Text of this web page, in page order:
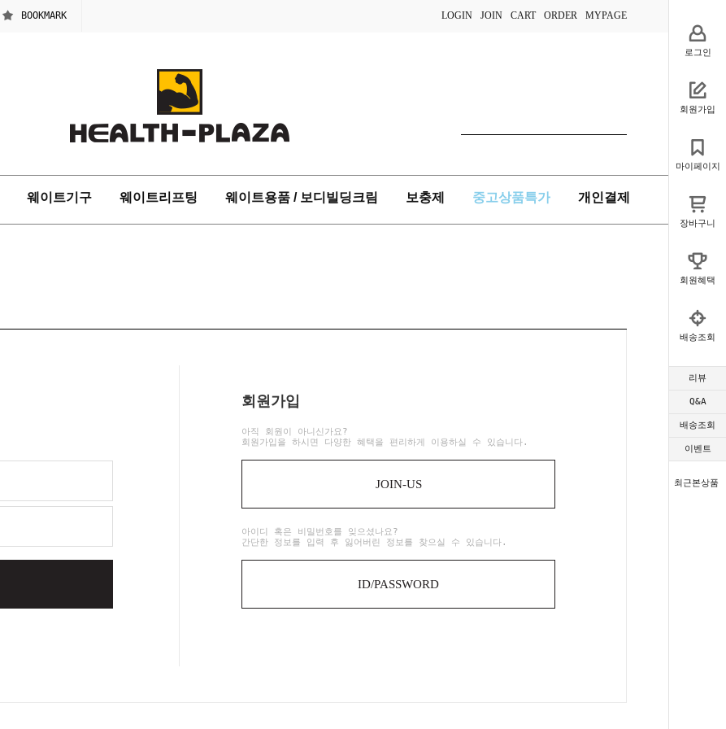
로그인
회원가입
마이페이지
장바구니
회원혜택
배송조회
리뷰
Q&A
배송조회
이벤트
최근본상품
BOOKMARK LOGIN JOIN CART ORDER MYPAGE
웨이트기구 웨이트리프팅 웨이트용품 / 보디빌딩크림 보충제 중고상품특가 개인결제
회원가입
아직 회원이 아니신가요?
회원가입을 하시면 다양한 혜택을 편리하게 이용하실 수 있습니다.
JOIN-US
아이디 혹은 비밀번호를 잊으셨나요?
간단한 정보를 입력 후 잃어버린 정보를 찾으실 수 있습니다.
ID/PASSWORD